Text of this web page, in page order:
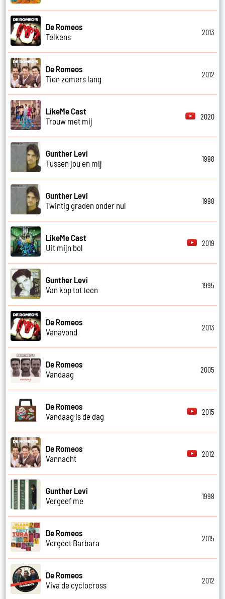
De Romeos
Telkens
2013
De Romeos
Tien zomers lang
2012
LikeMe Cast
Trouw met mij
2020
Gunther Levi
Tussen jou en mij
1998
Gunther Levi
Twintig graden onder nul
1998
LikeMe Cast
Uit mijn bol
2019
Gunther Levi
Van kop tot teen
1995
De Romeos
Vanavond
2013
De Romeos
Vandaag
2005
De Romeos
Vandaag is de dag
2015
De Romeos
Vannacht
2012
Gunther Levi
Vergeef me
1998
De Romeos
Vergeet Barbara
2015
De Romeos
Viva de cyclocross
2012